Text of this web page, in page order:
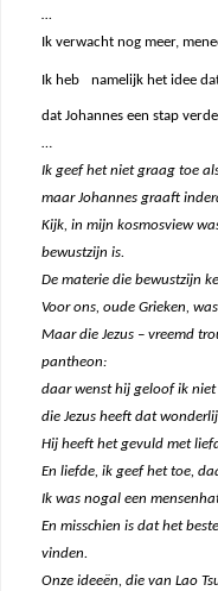
…
Ik verwacht nog meer,
Ik heb namelijk het idee
dat Johannes een stap
…
Ik geef het niet graag toe
maar Johannes graaft
Kijk, in mijn kosmosview
bewustzijn is.
De materie die bewustzijn
Voor ons, oude Grieken,
Maar die Jezus – vreemd
pantheon:
daar wenst hij geloof ik niet
die Jezus heeft dat
Hij heeft het gevuld met
En liefde, ik geef het toe,
Ik was nogal een
En misschien is dat het
vinden.
Onze ideeën, die van Lao